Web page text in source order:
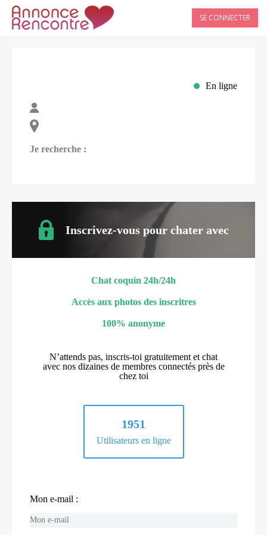
SE CONNECTER
En ligne
Je recherche :
Inscrivez-vous pour chater avec
Chat coquin 24h/24h
Accès aux photos des inscritres
100% anonyme
N’attends pas, inscris-toi gratuitement et chat
avec nos dizaines de membres connectés près de
chez toi
1951
Utilisateurs en ligne
Mon e-mail :